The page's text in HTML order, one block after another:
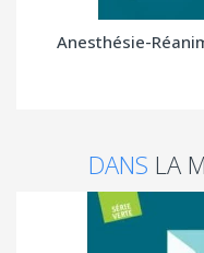
Anesthésie-
DANS LA